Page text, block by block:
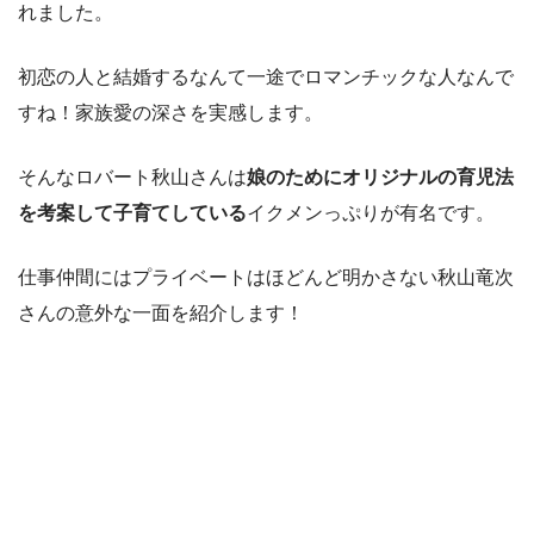
れました。
初恋の人と結婚するなんて一途でロマンチックな人なんで
すね！家族愛の深さを実感します。
そんなロバート秋山さんは娘のためにオリジナルの育児法
を考案して子育てしているイクメンっぷりが有名です。
仕事仲間にはプライベートはほどんど明かさない秋山竜次
さんの意外な一面を紹介します！